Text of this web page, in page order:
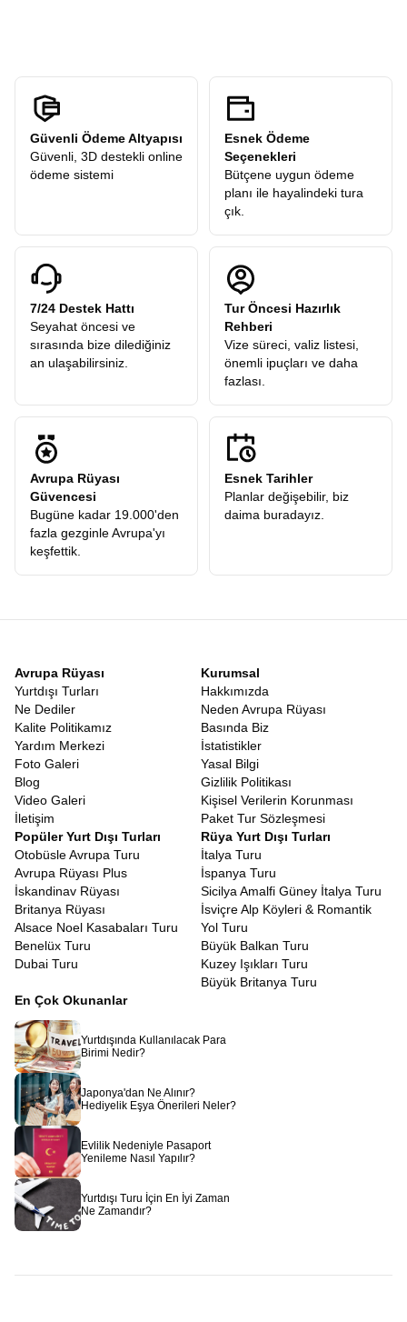
Güvenli Ödeme Altyapısı
Güvenli, 3D destekli online
ödeme sistemi
Esnek Ödeme
Seçenekleri
Bütçene uygun ödeme
planı ile hayalindeki tura
çık.
7/24 Destek Hattı
Seyahat öncesi ve
sırasında bize dilediğiniz
an ulaşabilirsiniz.
Tur Öncesi Hazırlık
Rehberi
Vize süreci, valiz listesi,
önemli ipuçları ve daha
fazlası.
Avrupa Rüyası
Güvencesi
Bugüne kadar 19.000'den
fazla gezginle Avrupa'yı
keşfettik.
Esnek Tarihler
Planlar değişebilir, biz
daima buradayız.
Avrupa Rüyası
Yurtdışı Turları
Ne Dediler
Kalite Politikamız
Yardım Merkezi
Foto Galeri
Blog
Video Galeri
İletişim
Kurumsal
Hakkımızda
Neden Avrupa Rüyası
Basında Biz
İstatistikler
Yasal Bilgi
Gizlilik Politikası
Kişisel Verilerin Korunması
Paket Tur Sözleşmesi
Popüler Yurt Dışı Turları
Otobüsle Avrupa Turu
Avrupa Rüyası Plus
İskandinav Rüyası
Britanya Rüyası
Alsace Noel Kasabaları Turu
Benelüx Turu
Dubai Turu
Rüya Yurt Dışı Turları
İtalya Turu
İspanya Turu
Sicilya Amalfi Güney İtalya Turu
İsviçre Alp Köyleri & Romantik
Yol Turu
Büyük Balkan Turu
Kuzey Işıkları Turu
Büyük Britanya Turu
En Çok Okunanlar
Yurtdışında Kullanılacak Para
Birimi Nedir?
Japonya'dan Ne Alınır?
Hediyelik Eşya Önerileri Neler?
Evlilik Nedeniyle Pasaport
Yenileme Nasıl Yapılır?
Yurtdışı Turu İçin En İyi Zaman
Ne Zamandır?